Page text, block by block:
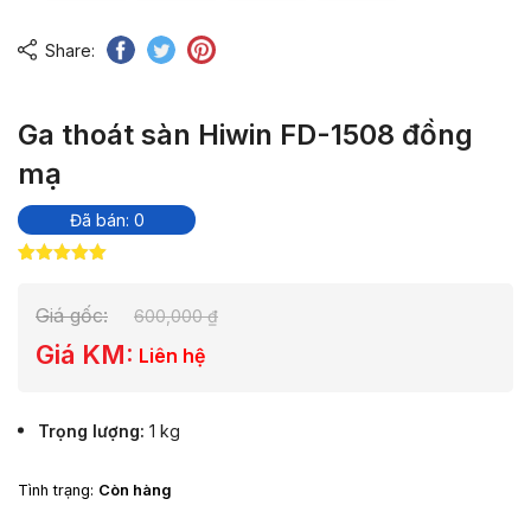
Share:
Ga thoát sàn Hiwin FD-1508 đồng
mạ
Đã bán: 0
đánh giá
Giá gốc: 600,000₫
Giá KM: Liên hệ
Trọng lượng 1 kg
Tình trạng: Còn hàng